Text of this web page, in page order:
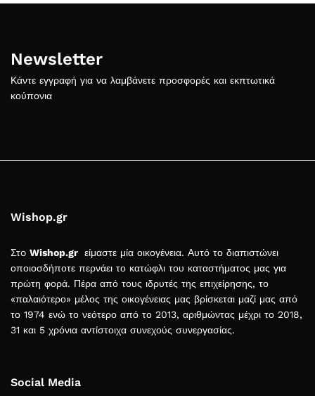
Newsletter
Κάντε εγγραφή για να λαμβάνετε προσφορές και εκπτωτικά
κούπονια
Wishop.gr
Στo Wishop.gr είμαστε μία οικογένεια. Αυτό το διαπιστώνει
οποιοσδήποτε περνάει το κατώφλι του καταστήματος μας για
πρώτη φορά. Πέρα από τους ιδρυτές της επιχείρησης, το
«παλαιότερο» μέλος της οικογένειας μας βρίσκεται μαζί μας από
το 1974 ενώ το νεότερο από το 2013, αριθμώντας μέχρι το 2018,
31 και 5 χρόνια αντίστοιχα συνεχούς συνεργασίας.
Social Media